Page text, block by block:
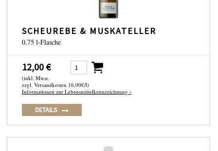
SCHEUREBE & MUSKATELLER
0.75 l-Flasche
12,00 €
(inkl. Mwst.
zzgl. Versandkosten 16,00€/l)
Informationen zur Lebensmittelkennzeichnung ›
DETAILS